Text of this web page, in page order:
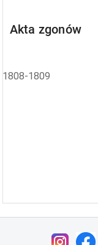
Akta zgonów
1808-1809